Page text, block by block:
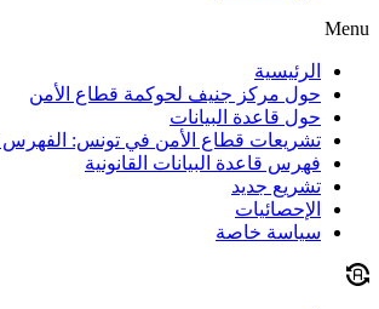
Menu
الرئيسية
حول مركز جنيف لحوكمة قطاع الأمن
حول قاعدة البيانات
تشريعات قطاع الأمن في تونس: الفهرس 1956-2011
فهرس قاعدة البيانات القانونية
تشريع جديد
الإحصائيات
سياسة خاصة